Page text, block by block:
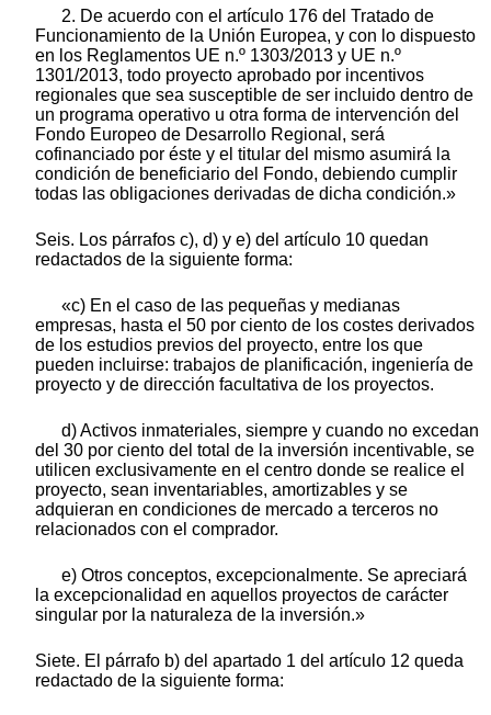
2. De acuerdo con el artículo 176 del Tratado de
Funcionamiento de la Unión Europea, y con lo dispuesto
en los Reglamentos UE n.º 1303/2013 y UE n.º
1301/2013, todo proyecto aprobado por incentivos
regionales que sea susceptible de ser incluido dentro de
un programa operativo u otra forma de intervención del
Fondo Europeo de Desarrollo Regional, será
cofinanciado por éste y el titular del mismo asumirá la
condición de beneficiario del Fondo, debiendo cumplir
todas las obligaciones derivadas de dicha condición.»
Seis. Los párrafos c), d) y e) del artículo 10 quedan
redactados de la siguiente forma:
«c) En el caso de las pequeñas y medianas
empresas, hasta el 50 por ciento de los costes derivados
de los estudios previos del proyecto, entre los que
pueden incluirse: trabajos de planificación, ingeniería de
proyecto y de dirección facultativa de los proyectos.
d) Activos inmateriales, siempre y cuando no excedan
del 30 por ciento del total de la inversión incentivable, se
utilicen exclusivamente en el centro donde se realice el
proyecto, sean inventariables, amortizables y se
adquieran en condiciones de mercado a terceros no
relacionados con el comprador.
e) Otros conceptos, excepcionalmente. Se apreciará
la excepcionalidad en aquellos proyectos de carácter
singular por la naturaleza de la inversión.»
Siete. El párrafo b) del apartado 1 del artículo 12 queda
redactado de la siguiente forma: